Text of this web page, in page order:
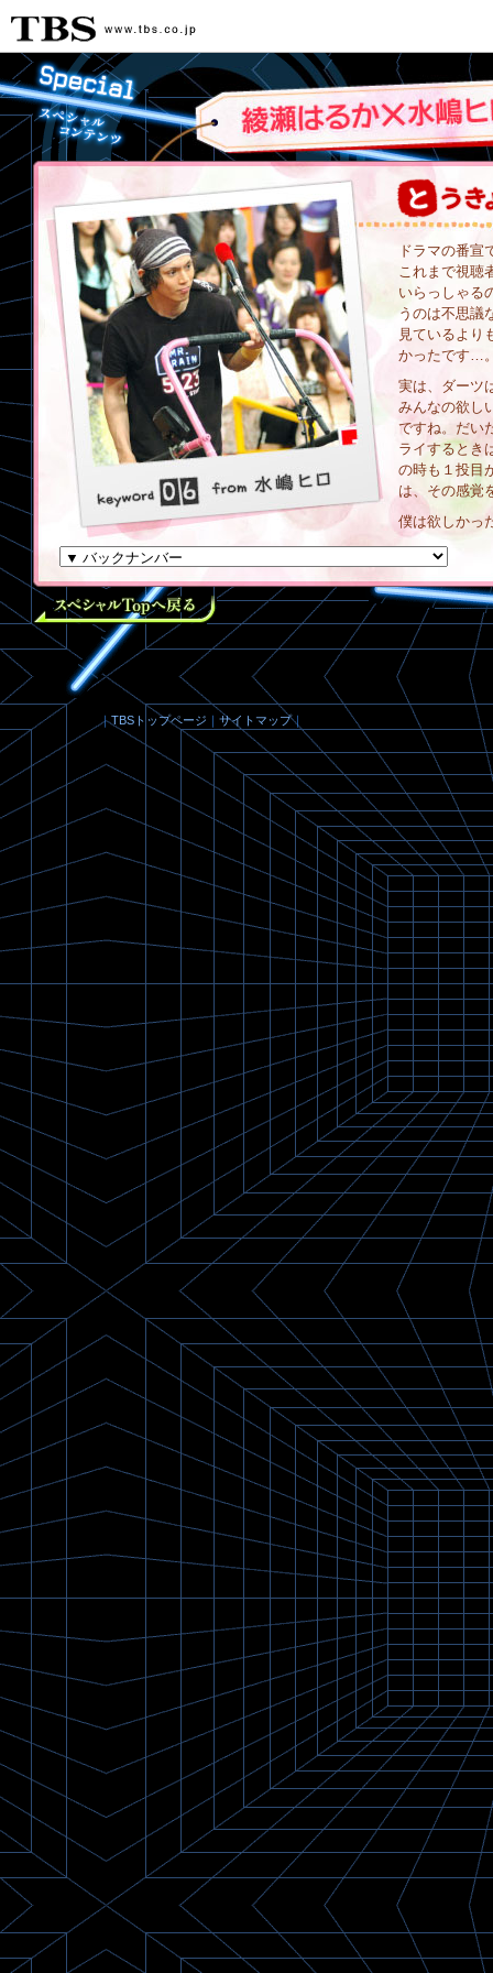
ドラマの番宣
これまで視聴
いらっしゃる
うのは不思議
見ているより
かったです…
実は、ダーツ
みんなの欲し
ですね。だい
ライするとき
の時も１投目
は、その感覚
僕は欲しかっ
とした待ち時
の結果を残せ
機会があった
｜TBSトップページ ｜ サイトマップ｜